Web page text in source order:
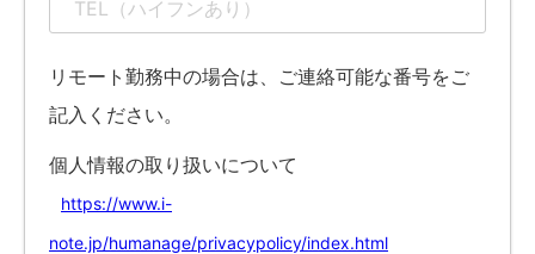
リモート勤務中の場合は、ご連絡可能な番号をご
記入ください。
個人情報の取り扱いについて
https://www.i-
note.jp/humanage/privacypolicy/index.html